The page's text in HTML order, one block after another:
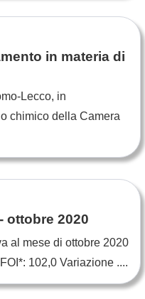
in materia di
Lecco, in
chimico della Camera
ottobre 2020
al mese di ottobre 2020
102,0 Variazione ....